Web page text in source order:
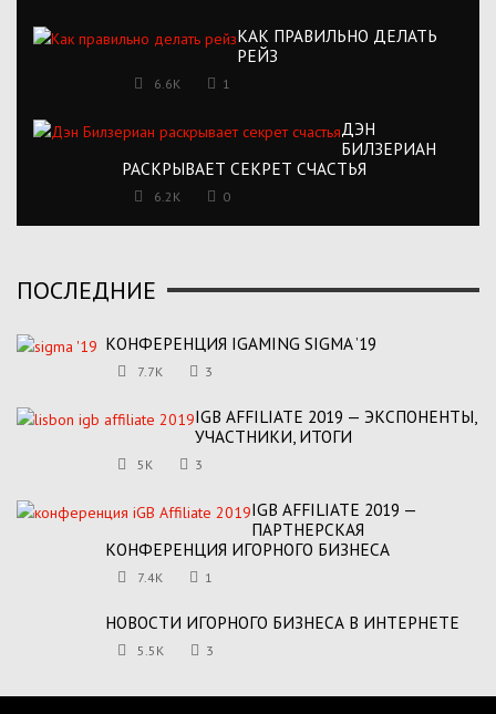
КАК ПРАВИЛЬНО ДЕЛАТЬ
РЕЙЗ
6.6K 1
ДЭН
БИЛЗЕРИАН
РАСКРЫВАЕТ СЕКРЕТ СЧАСТЬЯ
6.2K 0
ПОСЛЕДНИЕ
КОНФЕРЕНЦИЯ IGAMING SIGMA ’19
7.7K 3
IGB AFFILIATE 2019 — ЭКСПОНЕНТЫ,
УЧАСТНИКИ, ИТОГИ
5K 3
IGB AFFILIATE 2019 —
ПАРТНЕРСКАЯ
КОНФЕРЕНЦИЯ ИГОРНОГО БИЗНЕСА
7.4K 1
НОВОСТИ ИГОРНОГО БИЗНЕСА В ИНТЕРНЕТЕ
5.5K 3